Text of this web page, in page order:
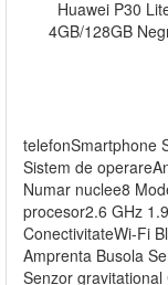
telefonSmartphone
Sistem de
Numar nuclee8
procesor2.6 GHz
ConectivitateWi-Fi
Amprenta Busola
Senzor